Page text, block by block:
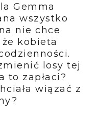
Gemma
wszystko
nie chce
kobieta
losy tej
to zapłaci?
wiązać z